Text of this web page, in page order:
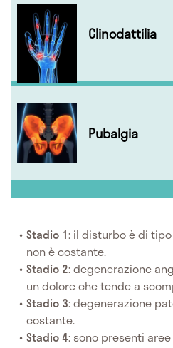
Clinodattilia
Pubalgia
Stadio 1: il disturbo è di
non è costante.
Stadio 2: degenerazione
un dolore che tende a
Stadio 3: degenerazione
costante.
Stadio 4: sono presenti